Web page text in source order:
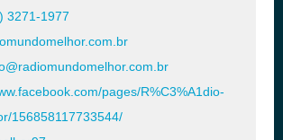
3271-1977
pages/R%C3%A1dio-
156858117733544/